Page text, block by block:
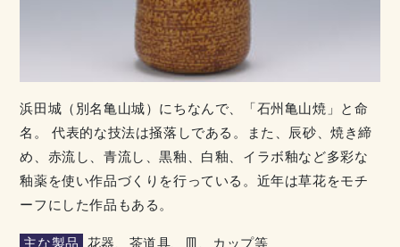
浜田城（別名亀山城）にちなんで、「石州亀山焼」と命
名。 代表的な技法は掻落しである。また、辰砂、焼き締
め、赤流し、青流し、黒釉、白釉、イラボ釉など多彩な
釉薬を使い作品づくりを行っている。近年は草花をモチ
ーフにした作品もある。
主な製品 花器、茶道具、皿、カップ等